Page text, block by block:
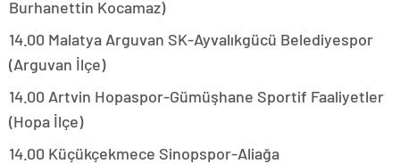
Burhanettin Kocamaz)
14.00 Malatya Arguvan SK-Ayvalıkgücü Belediyespor
(Arguvan İlçe)
14.00 Artvin Hopaspor-Gümüşhane Sportif Faaliyetler
(Hopa İlçe)
14.00 Küçükçekmece Sinopspor-Aliağa